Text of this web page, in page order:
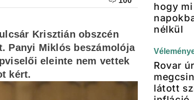
Krisztián obszcén
Panyi Miklós beszámolója
eleinte nem vettek
kért.
hogy
nélkül
Rovar
látott